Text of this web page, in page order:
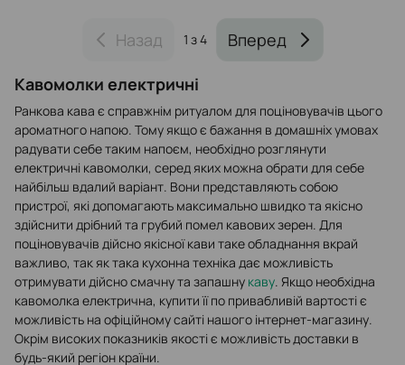
Назад 1 з 4 Вперед
Кавомолки електричні
Ранкова кава є справжнім ритуалом для поціновувачів цього
ароматного напою. Тому якщо є бажання в домашніх умовах
радувати себе таким напоєм, необхідно розглянути
електричні кавомолки, серед яких можна обрати для себе
найбільш вдалий варіант. Вони представляють собою
пристрої, які допомагають максимально швидко та якісно
здійснити дрібний та грубий помел кавових зерен. Для
поціновувачів дійсно якісної кави таке обладнання вкрай
важливо, так як така кухонна техніка дає можливість
отримувати дійсно смачну та запашну каву. Якщо необхідна
кавомолка електрична, купити її по привабливій вартості є
можливість на офіційному сайті нашого інтернет-магазину.
Окрім високих показників якості є можливість доставки в
будь-який регіон країни.